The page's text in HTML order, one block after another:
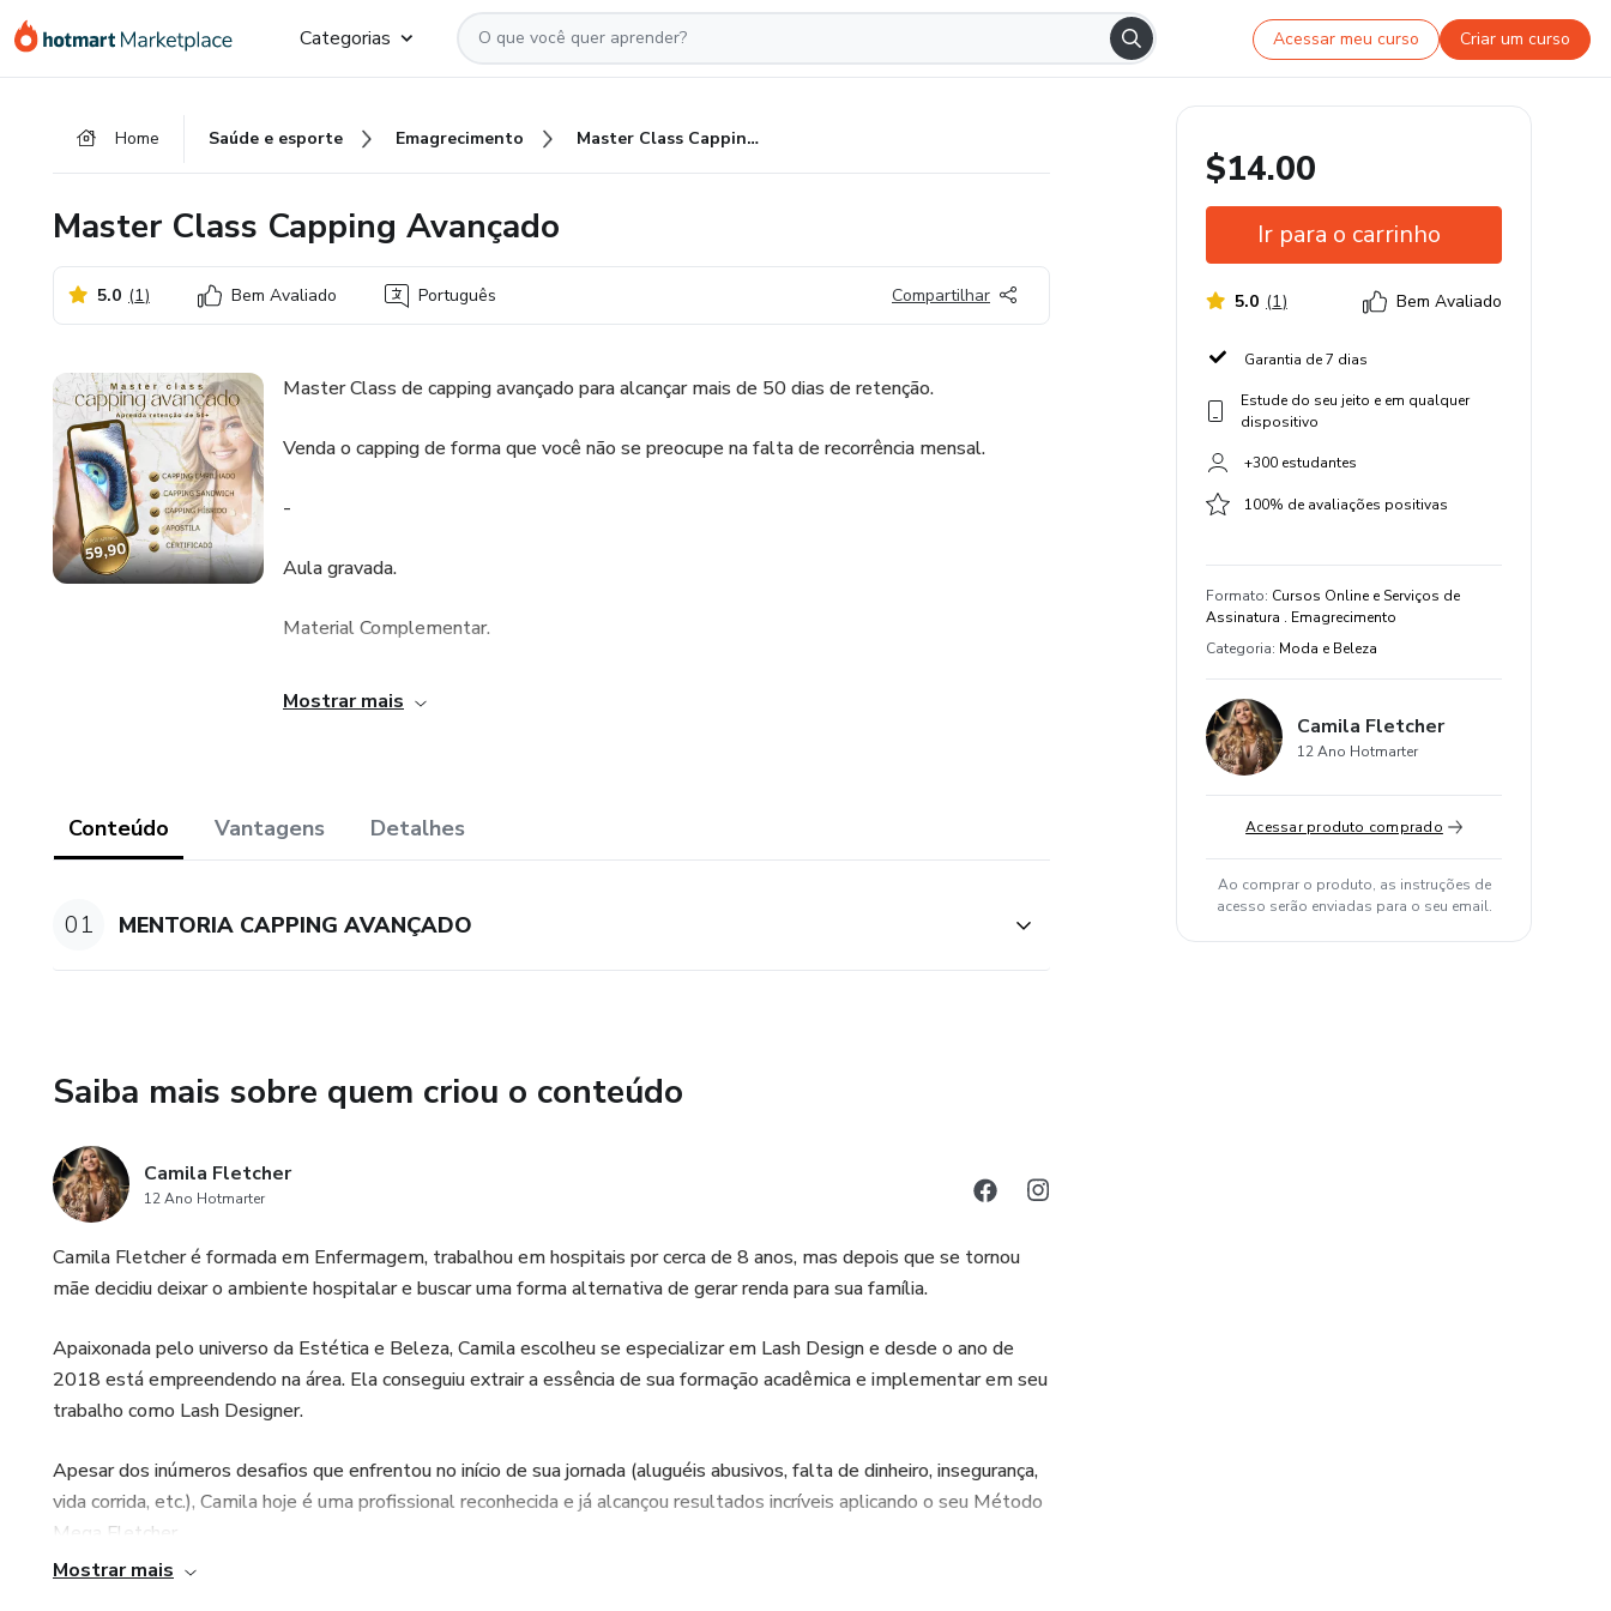
para
para
para
Categorias Acessar meu curso Criar um curso
Home Saúde e esporte Emagrecimento Master Class Capping Avançado
Master Class Capping Avançado
5.0 (1) Bem Avaliado Português Compartilhar
Master Class de capping avançado para alcançar mais de 50 dias de retenção.
Venda o capping de forma que você não se preocupe na falta de recorrência mensal.
-
Aula gravada.
Material Complementar.
Certificado
•PILARES DA RETENÇÃO
•O QUE É CAPPING ?
•FIOS E EFEITOS
•MANUTENÇÃO
•TESTE ALÉRGICO
•CONTRA INDICAÇÕES
Mostrar mais
Conteúdo Vantagens Detalhes
01 MENTORIA CAPPING AVANÇADO
Saiba mais sobre quem criou o conteúdo
Camila Fletcher
12 Ano Hotmarter
Camila Fletcher é formada em Enfermagem, trabalhou em hospitais por cerca de 8 anos, mas depois que se tornou
mãe decidiu deixar o ambiente hospitalar e buscar uma forma alternativa de gerar renda para sua família.
Apaixonada pelo universo da Estética e Beleza, Camila escolheu se especializar em Lash Design e desde o ano de
2018 está empreendendo na área. Ela conseguiu extrair a essência de sua formação acadêmica e implementar em seu
trabalho como Lash Designer.
Apesar dos inúmeros desafios que enfrentou no início de sua jornada (aluguéis abusivos, falta de dinheiro, insegurança,
vida corrida, etc.), Camila hoje é uma profissional reconhecida e já alcançou resultados incríveis aplicando o seu Método
Mega Fletcher.
Mostrar mais
$14.00
Ir para o carrinho
5.0 (1) Bem Avaliado
Garantia de 7 dias
Estude do seu jeito e em qualquer
dispositivo
+300 estudantes
100% de avaliações positivas
Formato: Cursos Online e Serviços de
Assinatura . Emagrecimento
Categoria: Moda e Beleza
Camila Fletcher
12 Ano Hotmarter
Acessar produto comprado
Ao comprar o produto, as instruções de
acesso serão enviadas para o seu email.